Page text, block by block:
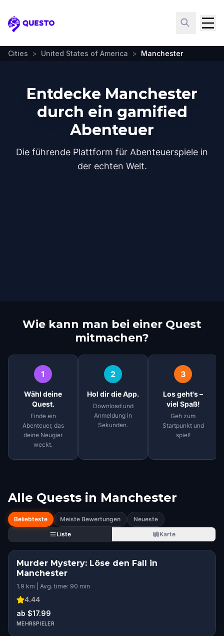
Questo
Cities > United States of America > Manchester
Entdecke Manchester
durch ein gamified
Abenteuer
Die führende Plattform für Abenteuerspiele in
der echten Welt.
Wie kann man bei einer Quest
mitmachen?
1
Wähl deine
Quest.
Finde ein
Abenteuer, das
deine Neugier
weckt.
2
Hol dir die App.
Download und
Anmeldung in
Sekunden.
3
Los geht's –
viel Spaß!
Geh zum
Startpunkt und
spiel!
Alle Quests in Manchester
Beliebteste Meiste Bewertungen
Neueste
Liste
Karte
Murder Mystery: Löse den Fall in
Manchester
1.9 km | Avg. time: 90 min
4.44
ab $17.99
MEHRSPIELER